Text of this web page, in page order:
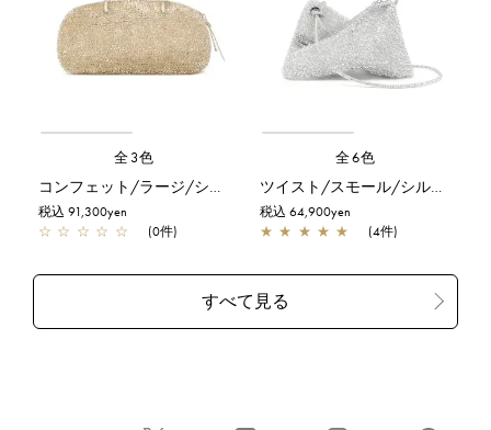
全3色
コンフェット/ラージ/シルバーゴールド
税込 91,300yen
☆ ☆ ☆ ☆ ☆ (0件)
全6色
ツイスト/スモール/シルバー
税込 64,900yen
★ ★ ★ ★ ★ (4件)